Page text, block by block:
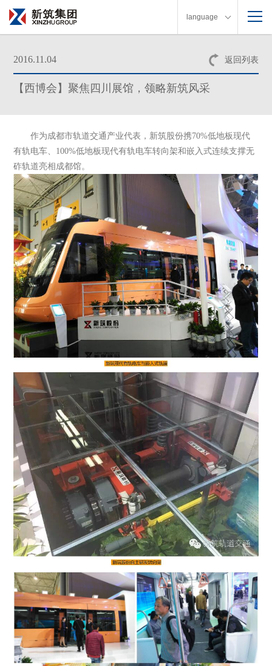
language
返回列表
2016.11.04
【西博会】聚焦四川展馆，领略新筑风采
作为成都市轨道交通产业代表，新筑股份携70%低地板现代
有轨电车、100%低地板现代有轨电车转向架和嵌入式连续支撑无
砟轨道亮相成都馆。